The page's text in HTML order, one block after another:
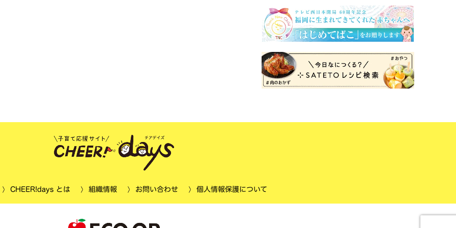
CHEER!days とは 組織情報 お問い合わせ 個人情報保護について